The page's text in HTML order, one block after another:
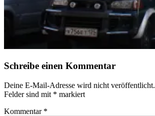
Schreibe einen Kommentar
Deine E-Mail-Adresse wird nicht veröffentlicht.
Felder sind mit * markiert
Kommentar *